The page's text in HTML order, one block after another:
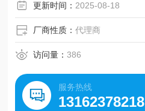
更新时间： 2025-08-18
厂商性质：代理商
访问量：386
服务热线
13162378218